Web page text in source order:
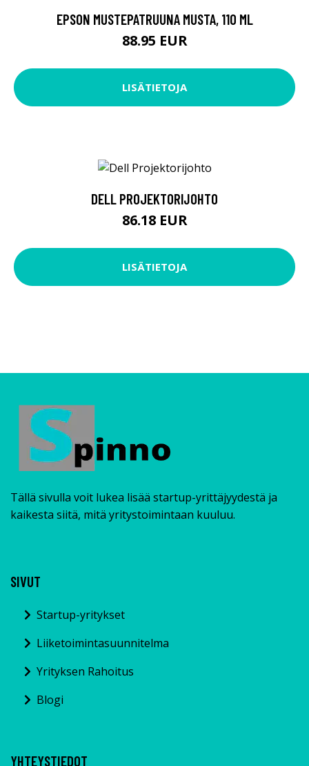
EPSON MUSTEPATRUUNA MUSTA, 110 ML
88.95 EUR
LISÄTIETOJA
DELL PROJEKTORIJOHTO
86.18 EUR
LISÄTIETOJA
Tällä sivulla voit lukea lisää startup-yrittäjyydestä ja
kaikesta siitä, mitä yritystoimintaan kuuluu.
SIVUT
Startup-yritykset
Liiketoimintasuunnitelma
Yrityksen Rahoitus
Blogi
YHTEYSTIEDOT